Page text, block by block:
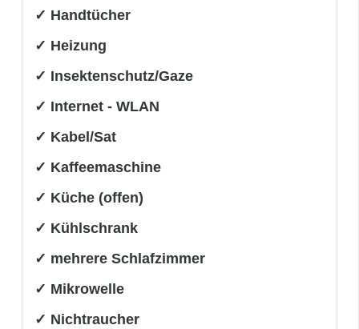
✓ Handtücher
✓ Heizung
✓ Insektenschutz/Gaze
✓ Internet - WLAN
✓ Kabel/Sat
✓ Kaffeemaschine
✓ Küche (offen)
✓ Kühlschrank
✓ mehrere Schlafzimmer
✓ Mikrowelle
✓ Nichtraucher